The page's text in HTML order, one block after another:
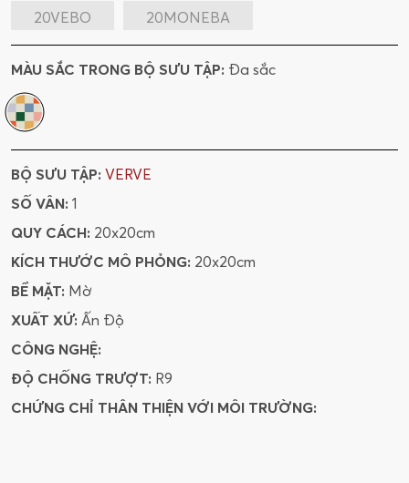
20VEBO 20MONEBA
20MONECO 20MONEBO
MÀU SẮC TRONG BỘ SƯU TẬP: Đa sắc
BỘ SƯU TẬP: VERVE
SỐ VÂN: 1
QUY CÁCH: 20x20cm
KÍCH THƯỚC MÔ PHỎNG: 20x20cm
BỀ MẶT: Mờ
XUẤT XỨ: Ấn Độ
CÔNG NGHỆ:
ĐỘ CHỐNG TRƯỢT: R9
CHỨNG CHỈ THÂN THIỆN VỚI MÔI TRƯỜNG: